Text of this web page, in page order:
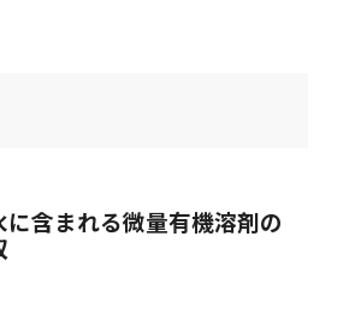
含まれる微量有機溶剤の